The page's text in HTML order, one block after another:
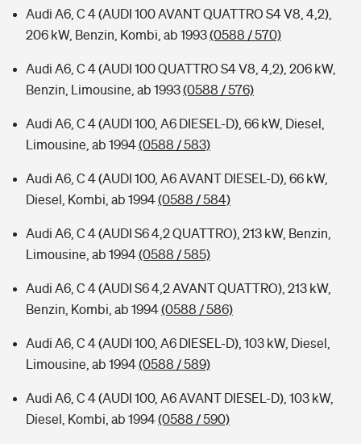
Audi A6, C 4 (AUDI 100 AVANT QUATTRO S4 V8, 4,2),
206 kW, Benzin, Kombi, ab 1993(0588 / 570)
Audi A6, C 4 (AUDI 100 QUATTRO S4 V8, 4,2), 206 kW,
Benzin, Limousine, ab 1993(0588 / 576)
Audi A6, C 4 (AUDI 100, A6 DIESEL-D), 66 kW, Diesel,
Limousine, ab 1994(0588 / 583)
Audi A6, C 4 (AUDI 100, A6 AVANT DIESEL-D), 66 kW,
Diesel, Kombi, ab 1994(0588 / 584)
Audi A6, C 4 (AUDI S6 4,2 QUATTRO), 213 kW, Benzin,
Limousine, ab 1994(0588 / 585)
Audi A6, C 4 (AUDI S6 4,2 AVANT QUATTRO), 213 kW,
Benzin, Kombi, ab 1994(0588 / 586)
Audi A6, C 4 (AUDI 100, A6 DIESEL-D), 103 kW, Diesel,
Limousine, ab 1994(0588 / 589)
Audi A6, C 4 (AUDI 100, A6 AVANT DIESEL-D), 103 kW,
Diesel, Kombi, ab 1994(0588 / 590)